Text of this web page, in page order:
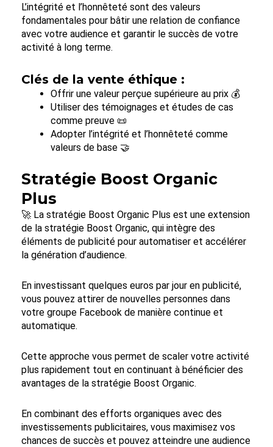
L’intégrité et l’honnêteté sont des valeurs
fondamentales pour bâtir une relation de confiance
avec votre audience et garantir le succès de votre
activité à long terme.
Clés de la vente éthique :
Offrir une valeur perçue supérieure au prix 💰
Utiliser des témoignages et études de cas
comme preuve 📜
Adopter l’intégrité et l’honnêteté comme
valeurs de base 🤝
Stratégie Boost Organic
Plus
🚀 La stratégie Boost Organic Plus est une extension
de la stratégie Boost Organic, qui intègre des
éléments de publicité pour automatiser et accélérer
la génération d’audience.
En investissant quelques euros par jour en publicité,
vous pouvez attirer de nouvelles personnes dans
votre groupe Facebook de manière continue et
automatique.
Cette approche vous permet de scaler votre activité
plus rapidement tout en continuant à bénéficier des
avantages de la stratégie Boost Organic.
En combinant des efforts organiques avec des
investissements publicitaires, vous maximisez vos
chances de succès et pouvez atteindre une audience